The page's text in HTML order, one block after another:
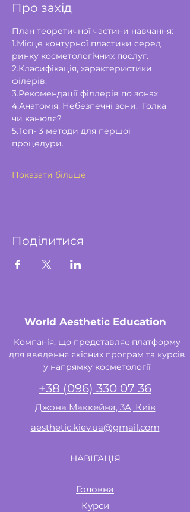
Про захід
План теоретичної частини навчання:
1.Місце контурної пластики серед
ринку косметологічних послуг.
2.Класифікація, характеристики
філерів.
3.Рекомендації філлерів по зонах.
4.Анатомія. Небезпечні зони.  Голка
чи канюля?
5.Топ- 3 методи для першої
процедури.
Показати більше
Поділитися
World Aesthetic Education
Компанія, що представляє платформу
для введення якісних програм та курсів
у напрямку косметології
+38 (096) 330 07 36
Джона Маккейна, 3А, Київ
aesthetic.kiev.ua@gmail.com
НАВІГАЦІЯ
Головна
Курси